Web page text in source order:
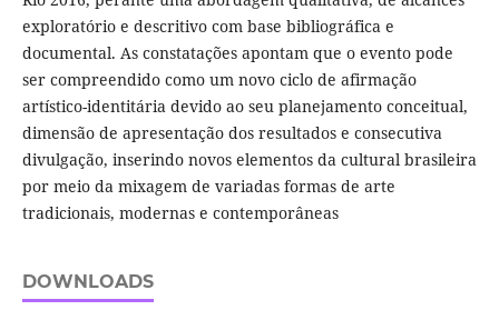
exploratório e descritivo com base bibliográfica e
documental. As constatações apontam que o evento pode
ser compreendido como um novo ciclo de afirmação
artístico-identitária devido ao seu planejamento conceitual,
dimensão de apresentação dos resultados e consecutiva
divulgação, inserindo novos elementos da cultural brasileira
por meio da mixagem de variadas formas de arte
tradicionais, modernas e contemporâneas
DOWNLOADS